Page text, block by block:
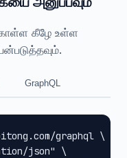
கீழே உள்ள
GraphQL
graphql \
json" \